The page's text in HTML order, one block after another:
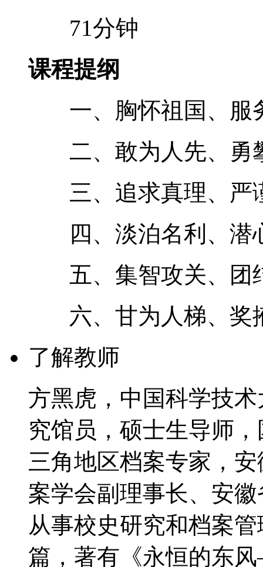
71分钟
课程提纲
一、胸怀祖国、服
二、敢为人先、勇
三、追求真理、严
四、淡泊名利、潜
五、集智攻关、团
六、甘为人梯、奖
了解教师
方黑虎，中国科学技
究馆员，硕士生导师
三角地区档案专家，
案学会副理事长、安
从事校史研究和档案
篇，著有《永恒的东